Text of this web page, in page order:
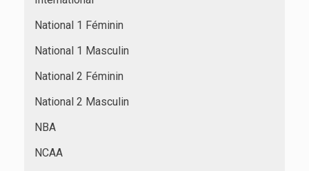
National 1 Féminin
National 1 Masculin
National 2 Féminin
National 2 Masculin
NBA
NCAA